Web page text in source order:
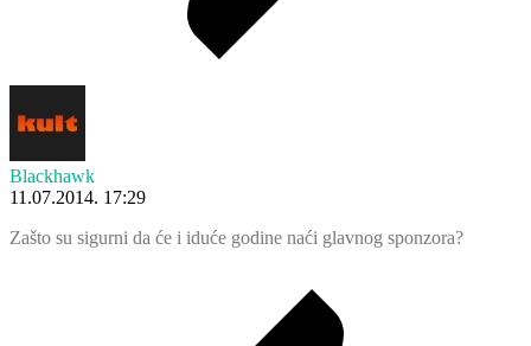
Blackhawk
11.07.2014. 17:29
Zašto su sigurni da će i iduće godine naći glavnog sponzora?